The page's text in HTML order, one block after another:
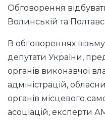
Обговорення
Волинській та
В обговореннях
депутати України,
органів виконавчої
адміністрацій,
органів місцевого
асоціацій, експерти